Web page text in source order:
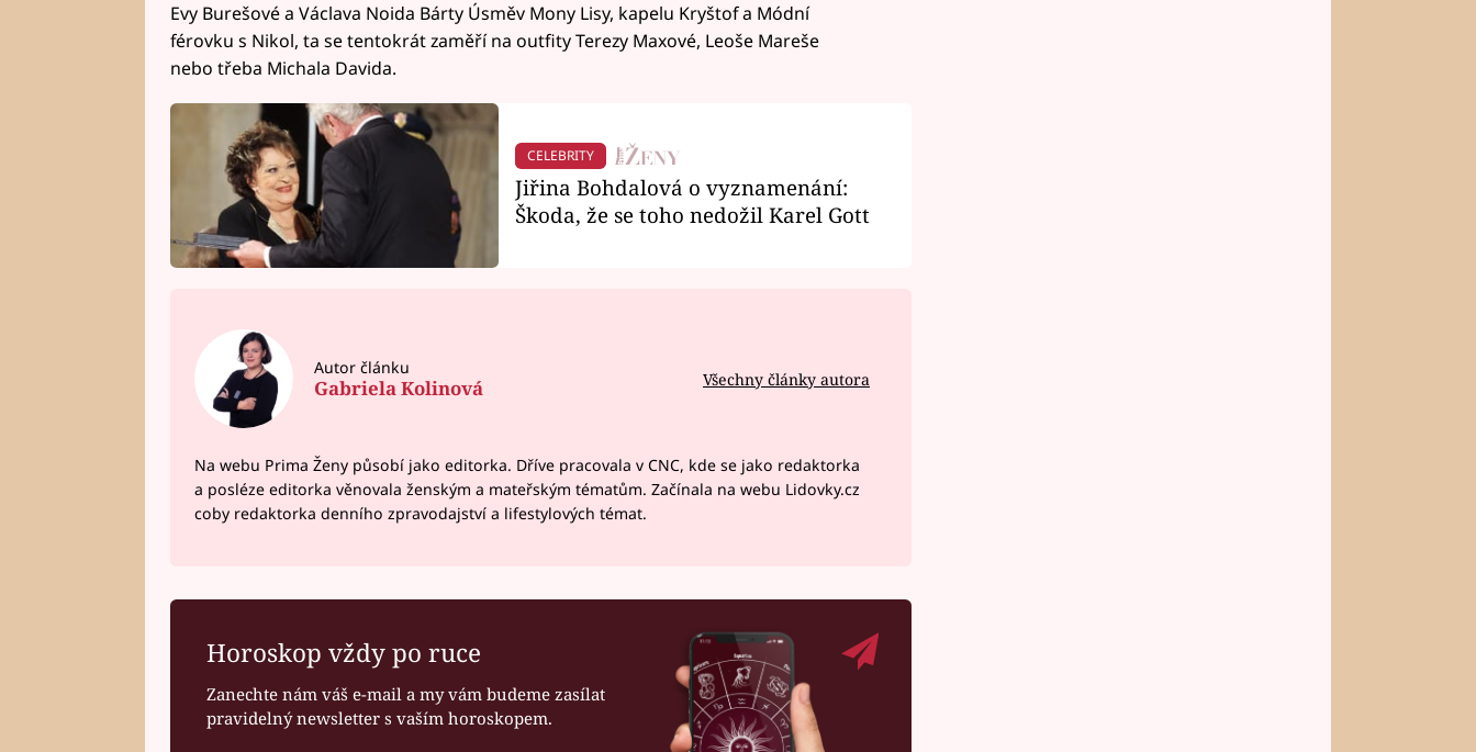
Evy Burešové a Václava Noida Bárty Úsměv Mony Lisy, kapelu Kryštof a Módní
férovku s Nikol, ta se tentokrát zaměří na outfity Terezy Maxové, Leoše Mareše
nebo třeba Michala Davida.
CELEBRITY
Jiřina Bohdalová o vyznamenání:
Škoda, že se toho nedožil Karel Gott
Autor článku
Gabriela Kolinová Všechny články autora
Na webu Prima Ženy působí jako editorka. Dříve pracovala v CNC, kde se jako redaktorka
a posléze editorka věnovala ženským a mateřským tématům. Začínala na webu Lidovky.cz
coby redaktorka denního zpravodajství a lifestylových témat.
Horoskop vždy po ruce
Zanechte nám váš e-mail a my vám budeme zasílat
pravidelný newsletter s vaším horoskopem.